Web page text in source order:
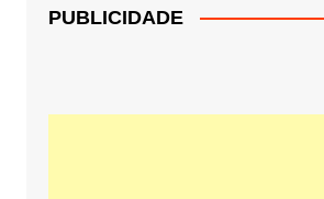
PUBLICIDADE